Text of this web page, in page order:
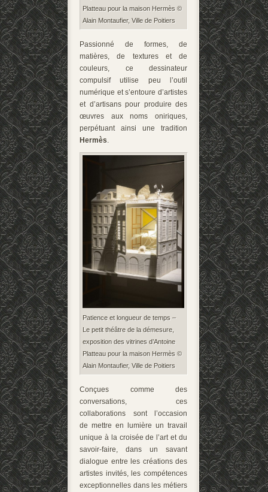
Platteau pour la maison Hermès ©
Alain Montaufier, Ville de Poitiers
Passionné de formes, de
matières, de textures et de
couleurs, ce dessinateur
compulsif utilise peu l’outil
numérique et s’entoure d’artistes
et d’artisans pour produire des
œuvres aux noms oniriques,
perpétuant ainsi une tradition
Hermès.
Patience et longueur de temps –
Le petit théâtre de la démesure,
exposition des vitrines d’Antoine
Platteau pour la maison Hermès ©
Alain Montaufier, Ville de Poitiers
Conçues comme des
conversations, ces
collaborations sont l’occasion
de mettre en lumière un travail
unique à la croisée de l’art et du
savoir-faire, dans un savant
dialogue entre les créations des
artistes invités, les compétences
exceptionnelles dans les métiers